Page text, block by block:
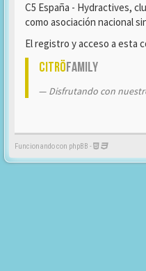
C5 España - Hydractives,
como asociación nacional
El registro y acceso a esta
CitröFamily
Disfrutando con
Funcionando con phpBB -